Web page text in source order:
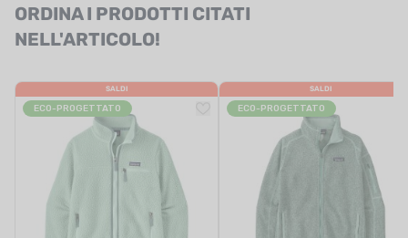
ORDINA I PRODOTTI CITATI
NELL'ARTICOLO!
SALDI
ECO-PROGETTATO
SALDI
ECO-PROGETTATO